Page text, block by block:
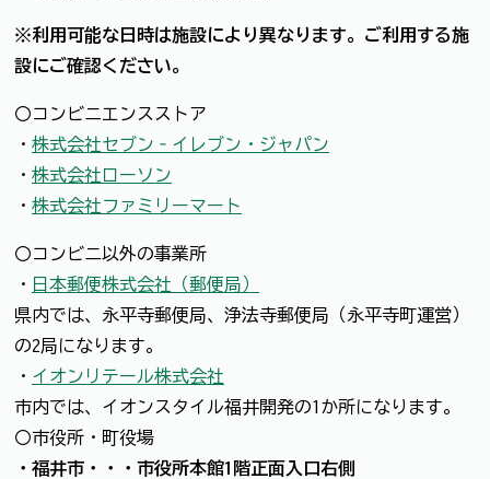
※利用可能な日時は施設により異なります。ご利用する施
設にご確認ください。
〇コンビニエンスストア
・ 株式会社セブン‐イレブン・ジャパン
・ 株式会社ローソン
・ 株式会社ファミリーマート
〇コンビニ以外の事業所
・ 日本郵便株式会社（郵便局）
県内では、永平寺郵便局、浄法寺郵便局（永平寺町運営）
の2局になります。
・ イオンリテール株式会社
市内では、イオンスタイル福井開発の1か所になります。
〇市役所・町役場
・福井市・・・市役所本館1階正面入口右側